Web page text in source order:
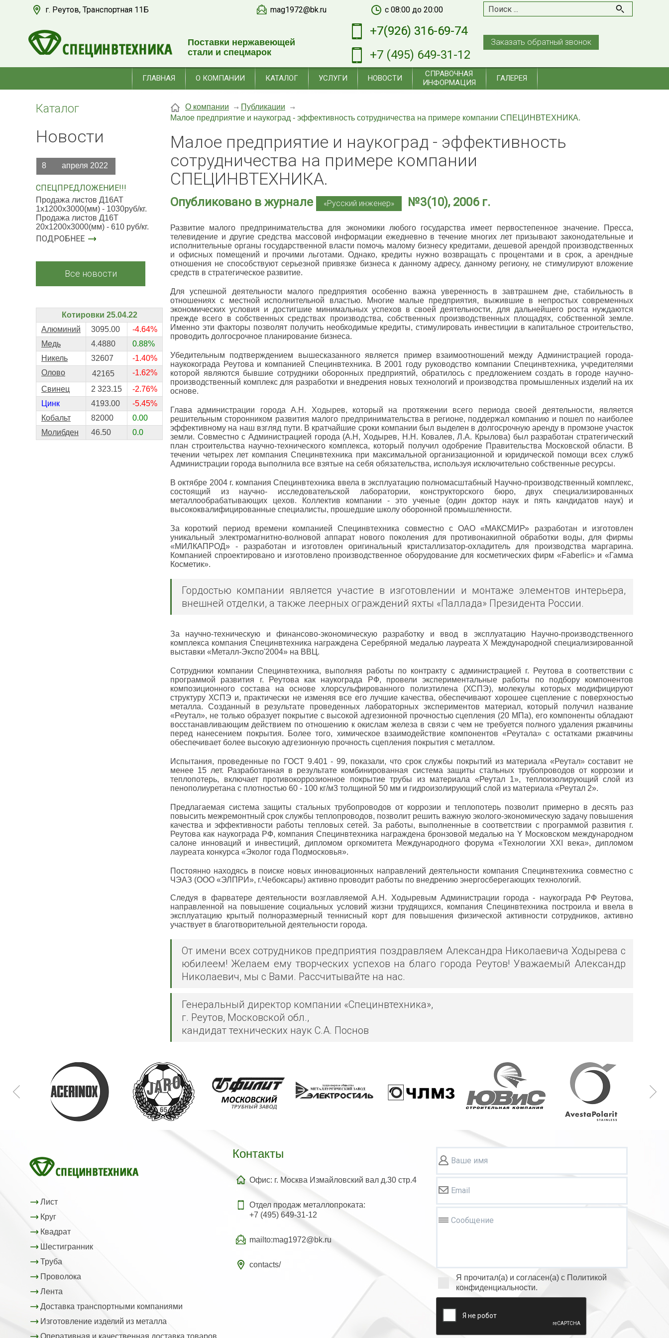
mag1972@bk.ru
г. Реутов, Транспортная 11Б c 08:00 до 20:00
Поставки нержавеющей
стали и спецмарок
+7(926) 316-69-74
+7 (495) 649-31-12
Заказать обратный звонок
+7(926) 316-69-74
ГЛАВНАЯ О КОМПАНИИ КАТАЛОГ УСЛУГИ НОВОСТИ
СПРАВОЧНАЯ
ИНФОРМАЦИЯ
ГАЛЕРЕЯ
Каталог
Новости
8 апреля 2022
СПЕЦПРЕДЛОЖЕНИЕ!!!
Продажа листов Д16АТ
1х1200х3000(мм) - 1030руб/кг.
Продажа листов Д16Т
20х1200х3000(мм) - 610 руб/кг.
ПОДРОБНЕЕ
Все новости
Котировки 25.04.22
Алюминий
3095.00
-4.64%
Медь
4.4880
0.88%
Никель
32607
-1.40%
Олово
42165
-1.62%
Свинец
2 323.15
-2.76%
Цинк
4193.00
-5.45%
Кобальт
82000
0.00
Молибден
46.50 0.0
О компании
Публикации
Малое предприятие и наукоград - эффективность сотрудничества на примере компании СПЕЦИНВТЕХНИКА.
Малое предприятие и наукоград - эффективность
сотрудничества на примере компании
СПЕЦИНВТЕХНИКА.
Опубликовано в журнале «Русский инженер» №3(10), 2006 г.
Развитие малого предпринимательства для экономики любого государства имеет первостепенное значение. Пресса,
телевидение и другие средства массовой информации ежедневно в течение многих лет призывают законодательные и
исполнительные органы государственной власти помочь малому бизнесу кредитами, дешевой арендой производственных
и офисных помещений и прочими льготами. Однако, кредиты нужно возвращать с процентами и в срок, а арендные
отношения не способствуют серьезной привязке бизнеса к данному адресу, данному региону, не стимулируют вложение
средств в стратегическое развитие.
Для успешной деятельности малого предприятия особенно важна уверенность в завтрашнем дне, стабильность в
отношениях с местной исполнительной властью. Многие малые предприятия, выжившие в непростых современных
экономических условия и достигшие минимальных успехов в своей деятельности, для дальнейшего роста нуждаются
прежде всего в собственных средствах производства, собственных производственных площадях, собственной земле.
Именно эти факторы позволят получить необходимые кредиты, стимулировать инвестиции в капитальное строительство,
проводить долгосрочное планирование бизнеса.
Убедительным подтверждением вышесказанного является пример взаимоотношений между Администрацией города-
наукокограда Реутова и компанией Специнвтехника. В 2001 году руководство компании Специнвтехника, учредителями
которой являются бывшие сотрудники оборонных предприятий, обратилось с предложением создать в городе научно-
производственный комплекс для разработки и внедрения новых технологий и производства промышленных изделий на их
основе.
Глава администрации города А.Н. Ходырев, который на протяжении всего периода своей деятельности, является
решительным сторонником развития малого предпринимательства в регионе, поддержал компанию и пошел по наиболее
эффективному на наш взгляд пути. В кратчайшие сроки компании был выделен в долгосрочную аренду в промзоне участок
земли. Совместно с Администрацией города (А.Н, Ходырев, Н.Н. Ковалев, Л.А. Крылова) был разработан стратегический
план строительства научно-технического комплекса, который получил одобрение Правительства Московской области. В
течении четырех лет компания Специнвтехника при максимальной организационной и юридической помощи всех служб
Администрации города выполнила все взятые на себя обязательства, используя исключительно собственные ресурсы.
В октябре 2004 г. компания Специнвтехника ввела в эксплуатацию полномасштабный Научно-производственный комплекс,
состоящий из научно- исследовательской лаборатории, конструкторского бюро, двух специализированных
металлообрабатывающих цехов. Коллектив компании - это ученые (один доктор наук и пять кандидатов наук) и
высококвалифицированные специалисты, прошедшие школу оборонной промышленности.
За короткий период времени компанией Специнвтехника совместно с ОАО «МАКСМИР» разработан и изготовлен
уникальный электромагнитно-волновой аппарат нового поколения для противонакипной обработки воды, для фирмы
«МИЛКАПРОД» - разработан и изготовлен оригинальный кристаллизатор-охладитель для производства маргарина.
Компанией спроектировано и изготовлено производственное оборудование для косметических фирм «Faberlic» и «Гамма
Косметик».
Гордостью компании является участие в изготовлении и монтаже элементов интерьера,
внешней отделки, а также леерных ограждений яхты «Паллада» Президента России.
За научно-техническую и финансово-экономическую разработку и ввод в эксплуатацию Научно-производственного
комплекса компания Специнвтехника награждена Серебряной медалью лауреата Х Международной специализированной
выставки «Металл-Экспо'2004» на ВВЦ.
Сотрудники компании Специнвтехника, выполняя работы по контракту с администрацией г. Реутова в соответствии с
программой развития г. Реутова как наукограда РФ, провели экспериментальные работы по подбору компонентов
композиционного состава на основе хлорсульфированного полиэтилена (ХСПЭ), молекулы которых модифицируют
структуру ХСПЭ и, практически не изменяя все его лучшие качества, обеспечивают хорошее сцепление с поверхностью
металла. Созданный в результате проведенных лабораторных экспериментов материал, который получил название
«Реутал», не только образует покрытие с высокой адгезионной прочностью сцепления (20 МПа), его компоненты обладают
восстанавливающим действием по отношению к окислам железа в связи с чем не требуется полного удаления ржавчины
перед нанесением покрытия. Более того, химическое взаимодействие компонентов «Реутала» с остатками ржавчины
обеспечивает более высокую адгезионную прочность сцепления покрытия с металлом.
Испытания, проведенные по ГОСТ 9.401 - 99, показали, что срок службы покрытий из материала «Реутал» составит не
менее 15 лет. Разработанная в результате комбинированная система защиты стальных трубопроводов от коррозии и
теплопотерь, включает противокоррозионное покрытие трубы из материала «Реутал 1», теплоизолирующий слой из
пенополиуретана с плотностью 60 - 100 кг/м3 толщиной 50 мм и гидроизолирующий слой из материала «Реутал 2».
Предлагаемая система защиты стальных трубопроводов от коррозии и теплопотерь позволит примерно в десять раз
повысить межремонтный срок службы теплопроводов, позволит решить важную эколого-экономическую задачу повышения
качества и эффективности работы тепловых сетей. За работы, выполненные в соответствии с программой развития г.
Реутова как наукограда РФ, компания Специнвтехника награждена бронзовой медалью на Y Московском международном
салоне инноваций и инвестиций, дипломом оргкомитета Международного форума «Технологии XXI века», дипломом
лауреата конкурса «Эколог года Подмосковья».
Постоянно находясь в поиске новых инновационных направлений деятельности компания Специнвтехника совместно с
ЧЭАЗ (ООО «ЭЛПРИ», г.Чебоксары) активно проводит работы по внедрению энергосберегающих технологий.
Следуя в фарватере деятельности возглавляемой А.Н. Ходыревым Администрации города - наукограда РФ Реутова,
направленной на повышение социальных условий жизни трудящихся, компания Специнвтехника построила и ввела в
эксплуатацию крытый полноразмерный теннисный корт для повышения физической активности сотрудников, активно
участвует в благотворительной деятельности города.
От имени всех сотрудников предприятия поздравляем Александра Николаевича Ходырева с
юбилеем! Желаем ему творческих успехов на благо города Реутов! Уважаемый Александр
Николаевич, мы с Вами. Рассчитывайте на нас.
Генеральный директор компании «Специнвтехника»,
г. Реутов, Московской обл.,
кандидат технических наук С.А. Поснов
Лист
Круг
Квадрат
Шестигранник
Труба
Проволока
Лента
Доставка транспортными компаниями
Изготовление изделий из металла
Оперативная и качественная доставка товаров
Контакты
Офис: г. Москва Измайловский вал д.30 стр.4
Отдел продаж металлопроката:
+7 (495) 649-31-12
mailto:mag1972@bk.ru
contacts/
Ваше имя
Email
Сообщение
Я прочитал(а) и согласен(а) с Политикой
конфиденциальности.